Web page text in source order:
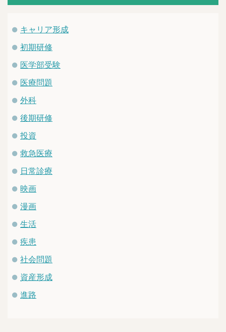
キャリア形成
初期研修
医学部受験
医療問題
外科
後期研修
投資
救急医療
日常診療
映画
漫画
生活
疾患
社会問題
資産形成
進路